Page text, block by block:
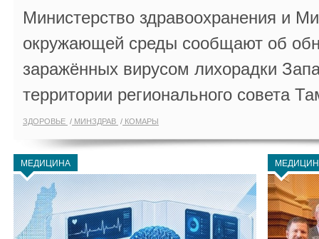
Министерство здравоохранения и
окружающей среды сообщают об
заражённых вирусом лихорадки
территории регионального совета
ЗДОРОВЬЕ МИНЗДРАВ КОМАРЫ
МЕДИЦИНА